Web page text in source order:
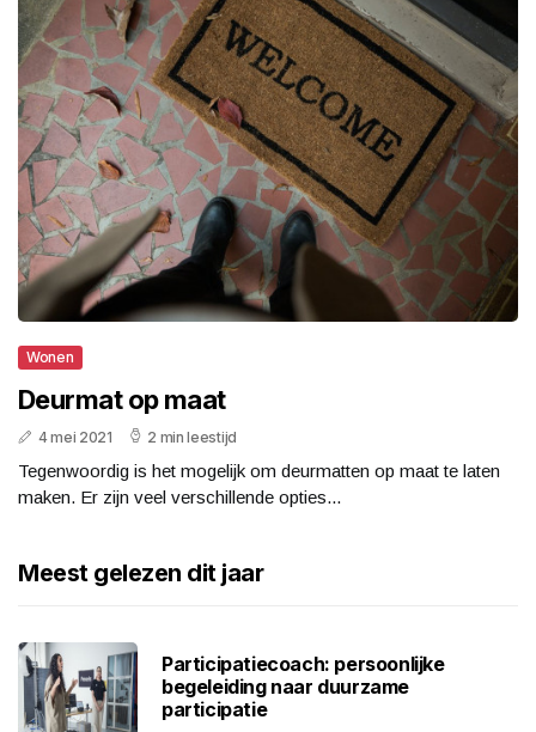
Wonen
Deurmat op maat
4 mei 2021 2 min leestijd
Tegenwoordig is het mogelijk om deurmatten op maat te laten
maken. Er zijn veel verschillende opties...
Meest gelezen dit jaar
Participatiecoach: persoonlijke
begeleiding naar duurzame
participatie